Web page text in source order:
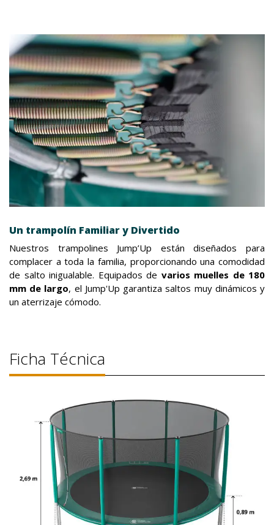
Un trampolín Familiar y Divertido
Nuestros trampolines Jump’Up están diseñados para
complacer a toda la familia, proporcionando una comodidad
de salto inigualable. Equipados de varios muelles de 180
mm de largo, el Jump'Up garantiza saltos muy dinámicos y
un aterrizaje cómodo.
Ficha Técnica